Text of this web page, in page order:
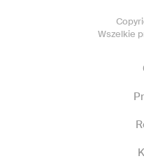
Wszelkie